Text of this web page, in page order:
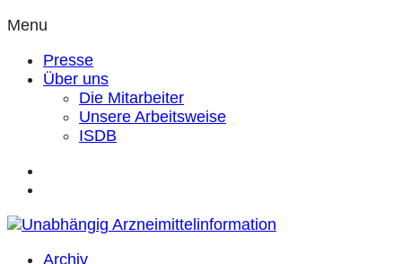
Menu
Presse
Über uns
Die Mitarbeiter
Unsere Arbeitsweise
ISDB
Archiv